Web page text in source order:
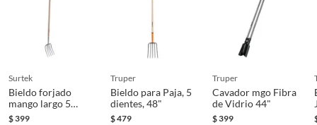
surtek
Bieldo forjado
mango largo 5
dientes
$399
truper
Bieldo para Paja, 5
dientes, 48"
$479
truper
Cavador mgo Fibra
de Vidrio 44"
$399